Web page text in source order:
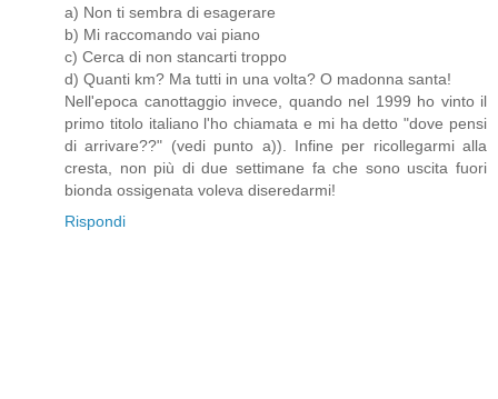
a) Non ti sembra di esagerare
b) Mi raccomando vai piano
c) Cerca di non stancarti troppo
d) Quanti km? Ma tutti in una volta? O madonna santa!
Nell'epoca canottaggio invece, quando nel 1999 ho vinto il
primo titolo italiano l'ho chiamata e mi ha detto "dove pensi
di arrivare??" (vedi punto a)). Infine per ricollegarmi alla
cresta, non più di due settimane fa che sono uscita fuori
bionda ossigenata voleva diseredarmi!
Rispondi